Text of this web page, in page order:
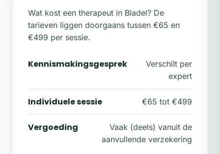
Wat kost een therapeut in Bladel? De
tarieven liggen doorgaans tussen €65 en
€499 per sessie.
Kennismakingsgesprek
Verschilt per
expert
Individuele sessie €65 tot €499
Vergoeding
Vaak (deels) vanuit de
aanvullende verzekering